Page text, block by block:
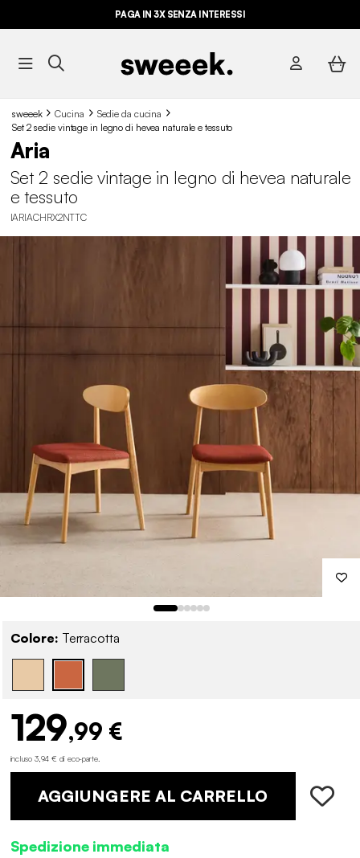
PAGA IN 3X SENZA INTERESSI
sweeek Cucina
Sedie da cucina
Set 2 sedie vintage in legno di hevea naturale e tessuto
Aria
Set 2 sedie vintage in legno di hevea naturale
e tessuto
IARIACHRX2NTTC
Colore: Terracotta
129,99 €
incluso 3,94 € di eco-parte.
AGGIUNGERE AL CARRELLO
Spedizione immediata